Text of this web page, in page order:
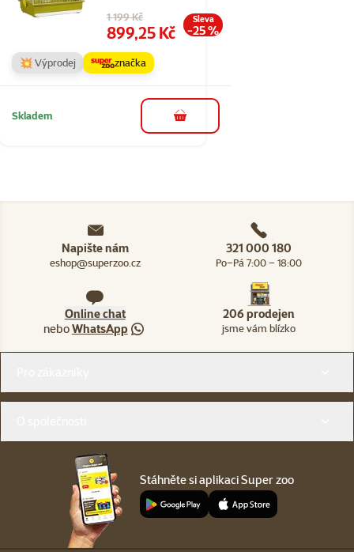
Původní cena
1 199 Kč
Cena
899,25 Kč
Sleva
-25 %
💥 Výprodej značka
Skladem do košíku
Napište nám
eshop@superzoo.cz
321 000 180
Po–Pá 7:00 – 18:00
Online chat
neboWhatsApp
206 prodejen
jsme vám blízko
Stáhněte si aplikaci Super zoo